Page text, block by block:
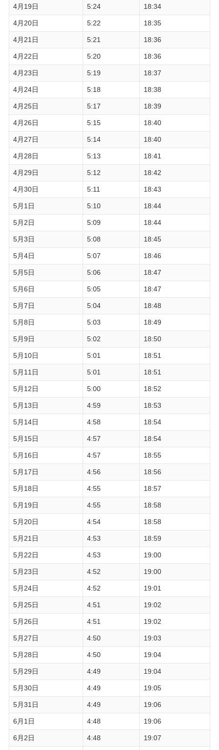
4月19日 5:24 18:34
4月20日 5:22 18:35
4月21日 5:21 18:36
4月22日 5:20 18:36
4月23日 5:19 18:37
4月24日 5:18 18:38
4月25日 5:17 18:39
4月26日 5:15 18:40
4月27日 5:14 18:40
4月28日 5:13 18:41
4月29日 5:12 18:42
4月30日 5:11 18:43
5月1日 5:10 18:44
5月2日 5:09 18:44
5月3日 5:08 18:45
5月4日 5:07 18:46
5月5日 5:06 18:47
5月6日 5:05 18:47
5月7日 5:04 18:48
5月8日 5:03 18:49
5月9日 5:02 18:50
5月10日 5:01 18:51
5月11日 5:01 18:51
5月12日 5:00 18:52
5月13日 4:59 18:53
5月14日 4:58 18:54
5月15日 4:57 18:54
5月16日 4:57 18:55
5月17日 4:56 18:56
5月18日 4:55 18:57
5月19日 4:55 18:58
5月20日 4:54 18:58
5月21日 4:53 18:59
5月22日 4:53 19:00
5月23日 4:52 19:00
5月24日 4:52 19:01
5月25日 4:51 19:02
5月26日 4:51 19:02
5月27日 4:50 19:03
5月28日 4:50 19:04
5月29日 4:49 19:04
5月30日 4:49 19:05
5月31日 4:49 19:06
6月1日 4:48 19:06
6月2日 4:48 19:07